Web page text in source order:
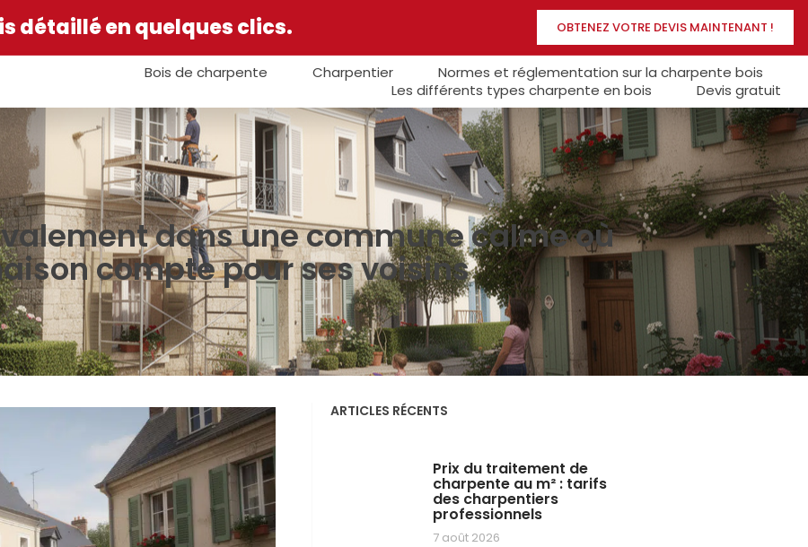
détaillé en quelques clics. OBTENEZ VOTRE DEVIS MAINTENANT !
Bois de charpente Charpentier
Normes et réglementation sur la charpente bois
Les différents types charpente en bois
Devis gratuit
dans une commune calme où
compte pour ses voisins
ARTICLES RÉCENTS
Prix du traitement de
charpente au m² : tarifs
des charpentiers
professionnels
7 août 2026